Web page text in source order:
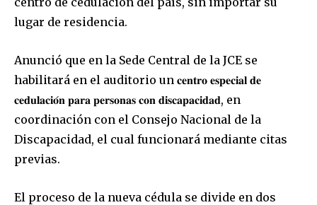
lugar de residencia.
Anunció que en la Sede Central de la JCE se
habilitará en el auditorio un 𝐜𝐞𝐧𝐭𝐫𝐨 𝐞𝐬𝐩𝐞𝐜𝐢𝐚𝐥 𝐝𝐞
𝐜𝐞𝐝𝐮𝐥𝐚𝐜𝐢𝐨́𝐧 𝐩𝐚𝐫𝐚 𝐩𝐞𝐫𝐬𝐨𝐧𝐚𝐬 𝐜𝐨𝐧 𝐝𝐢𝐬𝐜𝐚𝐩𝐚𝐜𝐢𝐝𝐚𝐝, en
coordinación con el Consejo Nacional de la
Discapacidad, el cual funcionará mediante citas
previas.
El proceso de la nueva cédula se divide en dos